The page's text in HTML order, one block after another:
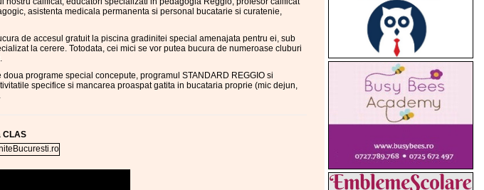
asistenta medicala permanenta si personal bucatarie si curatenie,
de accesul gratuit la piscina gradinitei special amenajata pentru ei, sub
la cerere. Totodata, cei mici se vor putea bucura de numeroase cluburi
programe special concepute, programul STANDARD REGGIO si
specifice si mancarea proaspat gatita in bucataria proprie (mic dejun,
CLAS